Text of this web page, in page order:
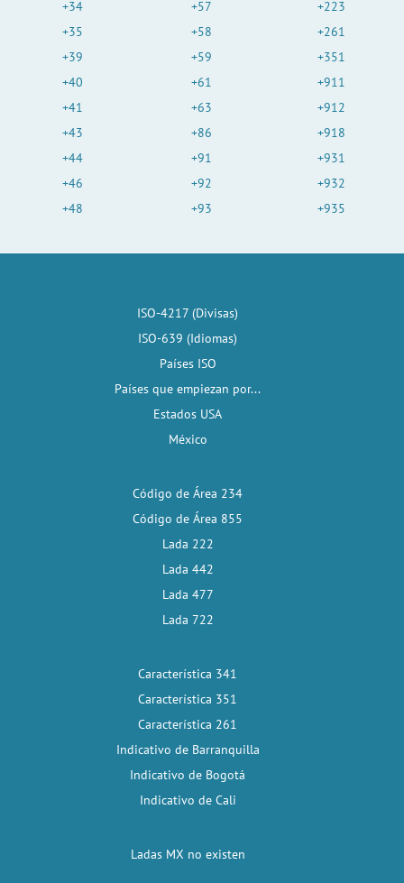
+34
+35
+39
+40
+41
+43
+44
+46
+48
+57
+58
+59
+61
+63
+86
+91
+92
+93
+223
+261
+351
+911
+912
+918
+931
+932
+935
ISO-4217 (Divisas)
ISO-639 (Idiomas)
Países ISO
Países que empiezan por...
Estados USA
México
Código de Área 234
Código de Área 855
Lada 222
Lada 442
Lada 477
Lada 722
Característica 341
Característica 351
Característica 261
Indicativo de Barranquilla
Indicativo de Bogotá
Indicativo de Cali
Ladas MX no existen